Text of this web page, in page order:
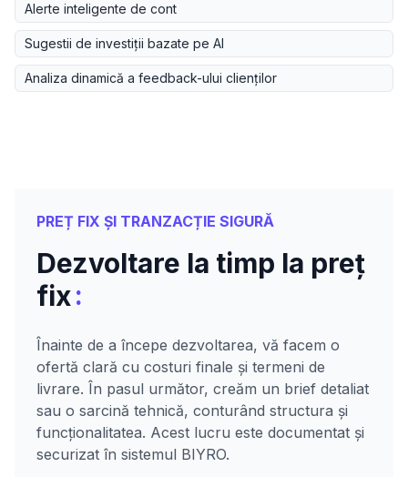
Alerte inteligente de cont
Sugestii de investiții bazate pe AI
Analiza dinamică a feedback-ului clienților
PREȚ FIX ȘI TRANZACȚIE SIGURĂ
Dezvoltare la timp la preț
fix:
Înainte de a începe dezvoltarea, vă facem o
ofertă clară cu costuri finale și termeni de
livrare. În pasul următor, creăm un brief detaliat
sau o sarcină tehnică, conturând structura și
funcționalitatea. Acest lucru este documentat și
securizat în sistemul BIYRO.